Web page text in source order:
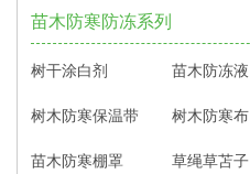
苗木防寒防冻系列
树干涂白剂 苗木防冻液
树木防寒保温带 树木防寒布
苗木防寒棚罩 草绳草苫子